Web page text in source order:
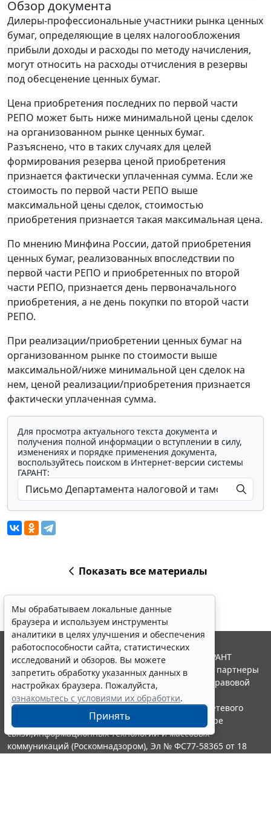
Обзор документа
Дилеры-профессиональные участники рынка ценных
бумаг, определяющие в целях налогообложения
прибыли доходы и расходы по методу начисления,
могут относить на расходы отчисления в резервы
под обесценение ценных бумаг.
Цена приобретения последних по первой части
РЕПО может быть ниже минимальной цены сделок
на организованном рынке ценных бумаг.
Разъяснено, что в таких случаях для целей
формирования резерва ценой приобретения
признается фактически уплаченная сумма. Если же
стоимость по первой части РЕПО выше
максимальной цены сделок, стоимостью
приобретения признается такая максимальная цена.
По мнению Минфина России, датой приобретения
ценных бумаг, реализованных впоследствии по
первой части РЕПО и приобретенных по второй
части РЕПО, признается день первоначального
приобретения, а не день покупки по второй части
РЕПО.
При реализации/приобретении ценных бумаг на
организованном рынке по стоимости выше
максимальной/ниже минимальной цен сделок на
нем, ценой реализации/приобретения признается
фактически уплаченная сумма.
Для просмотра актуального текста документа и
получения полной информации о вступлении в силу,
изменениях и порядке применения документа,
воспользуйтесь поиском в Интернет-версии системы
ГАРАНТ:
Показать все материалы
Мы обрабатываем локальные данные
браузера и используем инструменты
аналитики в целях улучшения и обеспечения
работоспособности сайта, статистических
исследований и обзоров. Вы можете
запретить обработку указанных данных в
настройках браузера. Пожалуйста,
ознакомьтесь с условиями их обработки.
Принять
© ООО "НПП "ГАРАНТ-СЕРВИС", 2026. Система ГАРАНТ
выпускается с 1990 года. Компания "Гарант" и ее партнеры
являются участниками Российской ассоциации правовой
информации ГАРАНТ.
Портал ГАРАНТ.РУ зарегистрирован в качестве сетевого
издания Федеральной службой по надзору в сфере
связи,информационных технологий и массовых
коммуникаций (Роскомнадзором), Эл № ФС77-58365 от 18